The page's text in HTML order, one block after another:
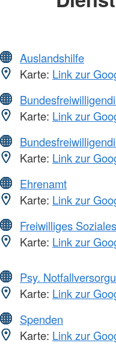
Auslandshilfe
Karte: Link zur
Karte: Link zur
Karte: Link zur
Ehrenamt
Karte: Link zur
Freiwilliges
Karte: Link zur
Psy.
Karte: Link zur
Spenden
Karte: Link zur